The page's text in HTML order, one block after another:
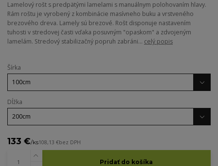
Lamelový rošt s predpätými lamelami s manuálnym polohovaním hlavy.
Rám roštu je vyrobený z kombinácie masívneho buku a vrstveného
brezového dreva. Lamely sú brezové. Rošt disponuje nastavením
tuhosti v stredovej časti vďaka posuvným "opaskom" a zdvojeným
lamelám. Stredový stabilizačný popruh zabráni... celý popis
Šírka
Dĺžka
133 €/ks108,13 €bez DPH
Pridať do košíka